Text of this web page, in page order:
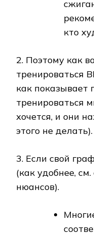
кто
2. Поэтому как
тренироваться
как показывает
тренироваться
хочется, и они
этого не делать).
3. Если свой
(как удобнее,
нюансов).